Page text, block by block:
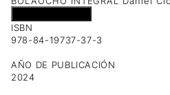
ISBN
978-84-19737-37-3
AÑO DE PUBLICACIÓN
2024